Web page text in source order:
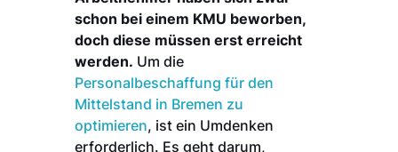
schon bei einem KMU beworben,
doch diese müssen erst erreicht
werden. Um die
Personalbeschaffung für den
Mittelstand in Bremen zu
optimieren, ist ein Umdenken
erforderlich. Es geht darum,